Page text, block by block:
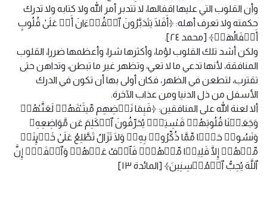
وأن القلوب التي عليها اقفالها، لا تتدبر أمر الله ولا كتابه ولا تدرك
حكمته ولا تعرف أهله: ﴿أَفَلَا یَتَدَبَّرُونَ ٱلۡقُرۡءَانَ أَمۡ عَلَىٰ قُلُوبٍ
أَقۡفَالُهَاۤ﴾ [محمد ٢٤].
ولكن أشد تلك القلوب لؤما، وأكثرها شرا، وأعظمها ضررا، القلوب
المنافقة، لأنها تدعي ما لا تعي، وتظهر غير ما تبطن، وتداهن حتى
تقترب، لتطعن في الظهر، فكان أولى بها أن تكون في الدرك
الأسفل من ذل الدنيا ومن عذاب الآخرة.
ألا لعنة الله على المنافقين: ﴿فَبِمَا نَقۡضِهِم مِّیثَـٰقَهُمۡ لَعَنَّـٰهُمۡ
وَجَعَلۡنَا قُلُوبَهُمۡ قَـٰسِیَةࣰۖ یُحَرِّفُونَ ٱلۡكَلِمَ عَن مَّوَاضِعِهِۦ
وَنَسُوا۟ حَظࣰّا مِّمَّا ذُكِّرُوا۟ بِهِۦۚ وَلَا تَزَالُ تَطَّلِعُ عَلَىٰ خَاۤىِٕنَةࣲ
مِّنۡهُمۡ إِلَّا قَلِیلࣰا مِّنۡهُمۡۖ فَٱعۡفُ عَنۡهُمۡ وَٱصۡفَحۡۚ إِنَّ
ٱللَّهَ یُحِبُّ ٱلۡمُحۡسِنِینَ﴾ [المائدة ١٣]